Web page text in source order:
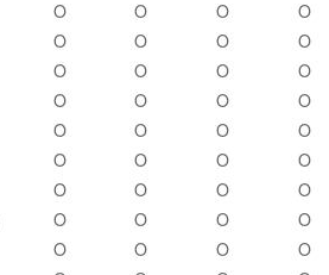
O O O
O
O O O
O
O O O
O
O O O
O
O O O
O
O O O
O
O O O
O
O O O
O
O O O
O